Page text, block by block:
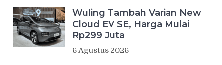
Wuling Tambah Varian New
Cloud EV SE, Harga Mulai
Rp299 Juta
6 Agustus 2026